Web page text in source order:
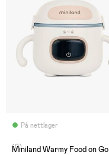
På nettlager
(0)
Miniland Warmy Food on Go